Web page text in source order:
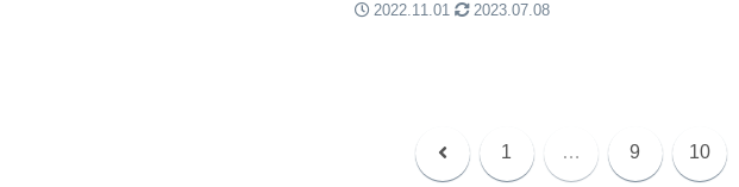
2022.11.01 2023.07.08
前 1 … 9 10